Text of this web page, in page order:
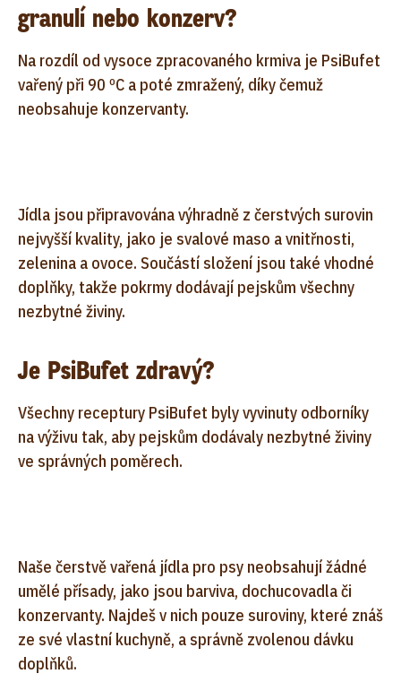
granulí nebo konzerv?
Na rozdíl od vysoce zpracovaného krmiva je PsiBufet
vařený při 90 ºC a poté zmražený, díky čemuž
neobsahuje konzervanty.
Jídla jsou připravována výhradně z čerstvých surovin
nejvyšší kvality, jako je svalové maso a vnitřnosti,
zelenina a ovoce. Součástí složení jsou také vhodné
doplňky, takže pokrmy dodávají pejskům všechny
nezbytné živiny.
Je PsiBufet zdravý?
Všechny receptury PsiBufet byly vyvinuty odborníky
na výživu tak, aby pejskům dodávaly nezbytné živiny
ve správných poměrech.
Naše čerstvě vařená jídla pro psy neobsahují žádné
umělé přísady, jako jsou barviva, dochucovadla či
konzervanty. Najdeš v nich pouze suroviny, které znáš
ze své vlastní kuchyně, a správně zvolenou dávku
doplňků.